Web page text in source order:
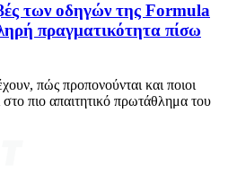
των οδηγών της Formula
πραγματικότητα πίσω
πώς προπονούνται και ποιοι
στο πιο απαιτητικό πρωτάθλημα του